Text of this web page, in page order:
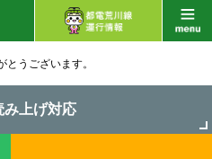
うございます。
み上げ対応